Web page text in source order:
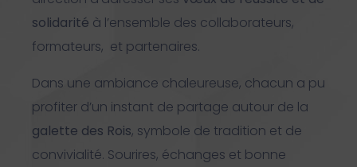
solidarité à l’ensemble des collaborateurs,
formateurs, et partenaires.
Dans une ambiance chaleureuse, chacun a pu
profiter d’un instant de partage autour de la
galette des Rois, symbole de tradition et de
convivialité. Sourires, échanges et bonne